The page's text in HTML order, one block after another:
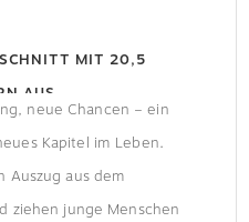
MIT 20,5
AUS
neue Chancen – ein
Kapitel im Leben.
Auszug aus dem
ziehen junge Menschen